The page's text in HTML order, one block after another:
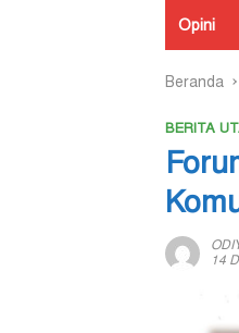
Opini
Beranda
BERITA
14